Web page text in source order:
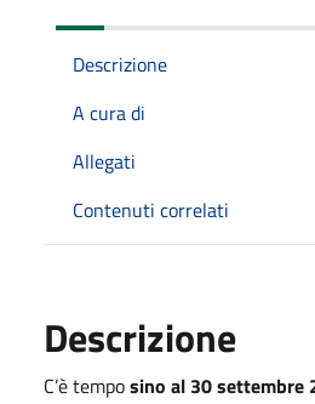
Descrizione
A cura di
Allegati
Contenuti correlati
Descrizione
C’è temposino al 30 settembre